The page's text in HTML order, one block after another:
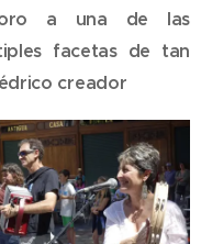
a una de las
facetas de tan
creador